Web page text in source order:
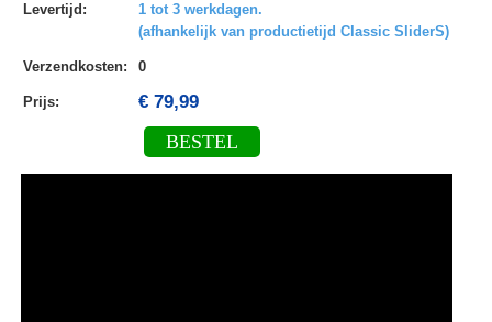
Levertijd :
1 tot 3 werkdagen.
(afhankelijk van productietijd Classic SliderS)
Verzendkosten: 0
Prijs: € 79,99
BESTEL